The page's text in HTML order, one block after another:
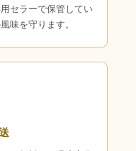
セラーで保管してい
味を守ります。